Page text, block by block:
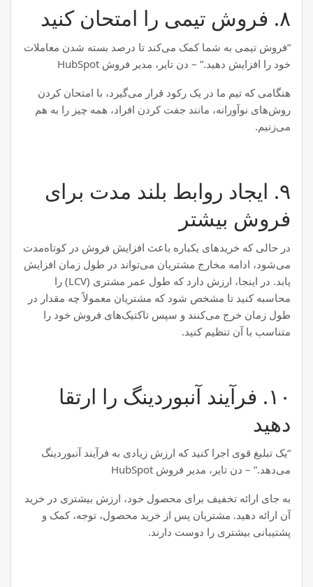
۸. فروش تیمی را امتحان کنید
“فروش تیمی به شما کمک می‌کند تا درصد بسته شدن معاملات
خود را افزایش دهید.” – دن تایر، مدیر فروش HubSpot
هنگامی که تیم ما در یک رکود قرار می‌گیرد، با امتحان کردن
روش‌های نوآورانه، مانند جفت کردن افراد، همه چیز را به هم
می‌زنیم.
۹. ایجاد روابط بلند مدت برای
فروش بیشتر
در حالی که خریدهای یکباره باعث افزایش فروش در کوتاه‌مدت
می‌شود، ادامه مخارج مشتریان می‌تواند در طول زمان افزایش
یابد. در اینجا، ارزش دارد که طول عمر مشتری (LCV) را
محاسبه کنید تا مشخص شود که مشتریان معمولاً چه مقدار در
طول زمان خرج می‌کنند و سپس تاکتیک‌های فروش خود را
متناسب با آن تنظیم کنید.
۱۰. فرآیند آنبوردینگ را ارتقا
دهید
“یک تبلیغ قوی اجرا کنید که ارزش زیادی به فرآیند آنبوردینگ
می‌دهد.” – دن تایر، مدیر فروش HubSpot
به جای ارائه تخفیف برای محصول خود، ارزش بیشتری در خرید
آن ارائه دهید. مشتریان پس از خرید محصول، توجه، کمک و
پشتیبانی بیشتری را دوست دارند.